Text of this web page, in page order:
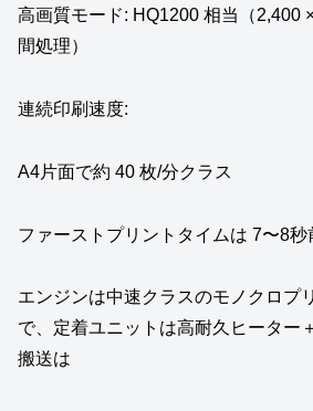
高画質モード: HQ1200 相当（2,400
間処理）
連続印刷速度:
A4片面で約 40 枚/分クラス
ファーストプリントタイムは 7〜8秒
エンジンは中速クラスのモノクロプ
で、定着ユニットは高耐久ヒーター
搬送は